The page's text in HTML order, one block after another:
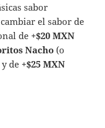
sabor
el sabor de
de +$20 MXN
Nacho (o
de +$25 MXN